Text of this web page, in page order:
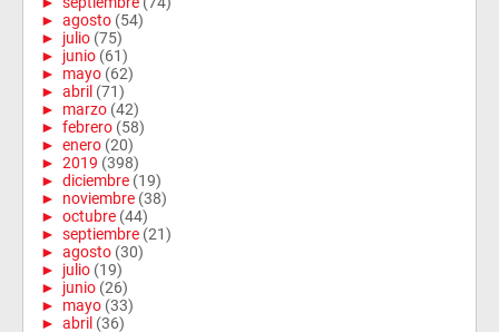
► agosto (54)
► julio (75)
► junio (61)
► mayo (62)
► abril (71)
► marzo (42)
► febrero (58)
► enero (20)
► 2019 (398)
► diciembre (19)
► noviembre (38)
► octubre (44)
► septiembre (21)
► agosto (30)
► julio (19)
► junio (26)
► mayo (33)
► abril (36)